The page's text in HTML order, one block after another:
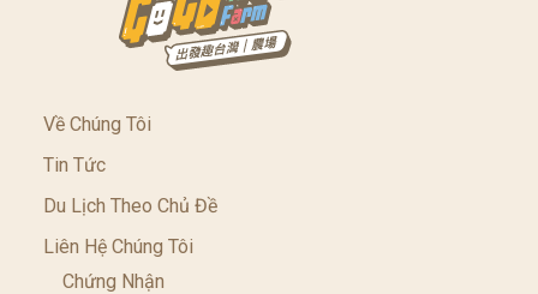
Về Chúng Tôi
Tin Tức
Du Lịch Theo Chủ Đề
Liên Hệ Chúng Tôi
Chứng Nhận